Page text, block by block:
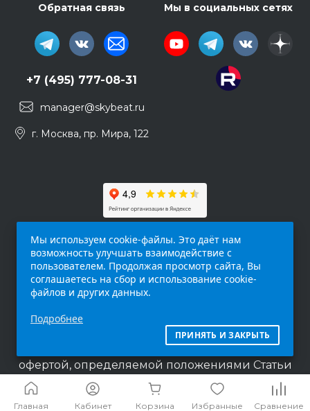
Главная Кабинет Корзина Избранные Сравнение
Обратная связь
+7 (495) 777-08-31
manager@skybeat.ru
г. Москва, пр. Мира, 122
Мы в социальных сетях
интернет-сайт (
исключительно информационный характер и
ни при каких условиях не является публичной
офертой, определяемой положениями Статьи
437 п.2 Гражданского кодекса Российской
Федерации.
Мы используем cookie-файлы. Это даёт нам
возможность улучшать взаимодействие с
пользователем. Продолжая просмотр сайта, Вы
соглашаетесь на сбор и использование cookie-
файлов и других данных.
Подробнее
ПРИНЯТЬ И ЗАКРЫТЬ